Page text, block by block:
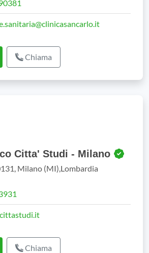
Chiama
Citta' Studi - Milano
Milano (MI),Lombardia
Chiama